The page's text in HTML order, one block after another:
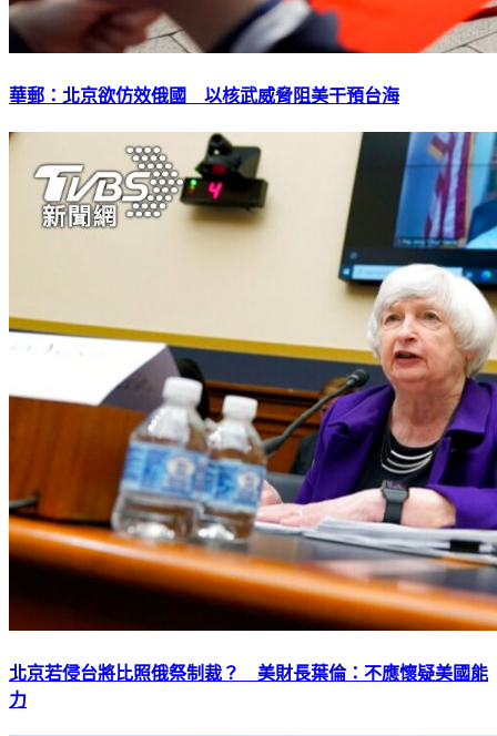
華郵：北京欲仿效俄國 以核武威脅阻美干預台海
北京若侵台將比照俄祭制裁？ 美財長葉倫：不應懷疑美國能
力